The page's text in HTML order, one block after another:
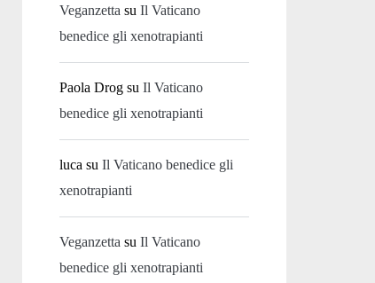
Veganzetta suIl Vaticano
benedice gli xenotrapianti
Paola Drog suIl Vaticano
benedice gli xenotrapianti
luca suIl Vaticano benedice gli
xenotrapianti
Veganzetta suIl Vaticano
benedice gli xenotrapianti